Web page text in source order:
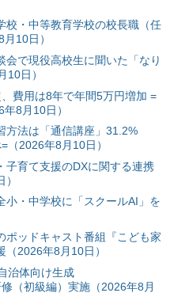
校・中等教育学校の校長職（任
10日）
会で現役高校生に聞いた「なり
10日）
費用は8年で年間5万円増加 =
8月10日）
方法は「通信講座」31.2%
（2026年8月10日）
子育て支援のDXに関する連携
小・中学校に「スクールAI」を
ポッドキャスト番組『こども家
2026年8月10日）
治体向け生成
（初級編）実施（2026年8月